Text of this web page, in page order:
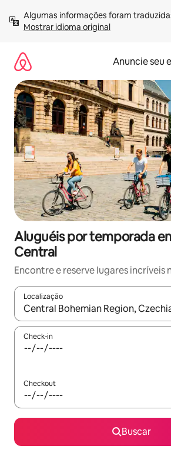
para
Mostrar idioma original
Anuncie seu
Aluguéis por temporada
Central
Encontre e reserve lugares incríveis
Localização
Quando os resultados estiverem
Check-in
Checkout
Buscar